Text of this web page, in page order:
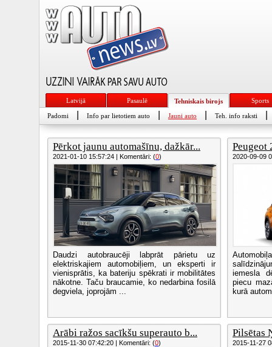
Latvijā Pasaulē Tehniskais birojs Sports
Padomi Info par lietotiem auto Jauni auto Teh. info raksti
Pērkot jaunu automašīnu, dažkār...
2021-01-10 15:57:24 | Komentāri: (0)
Daudzi autobraucēji labprāt pārietu uz
elektriskajiem automobiļiem, un eksperti ir
vienisprātis, ka bateriju spēkrati ir mobilitātes
nākotne. Taču braucamie, ko nedarbina fosilā
degviela, joprojām ...
Peugeot
2020-09-09
iemesla
piecu
kurā
Arābi ražos sacīkšu superauto b...
2015-11-30 07:42:20 | Komentāri: (0)
Pilsētas
2015-11-27